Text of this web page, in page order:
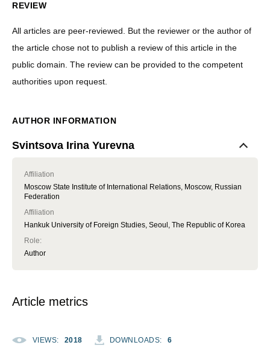
REVIEW
All articles are peer-reviewed. But the reviewer or the author of
the article chose not to publish a review of this article in the
public domain. The review can be provided to the competent
authorities upon request.
AUTHOR INFORMATION
Svintsova Irina Yurevna
Affiliation
Moscow State Institute of International Relations, Moscow, Russian
Federation
Affiliation
Hankuk University of Foreign Studies, Seoul, The Republic of Korea
Role:
Author
Article metrics
VIEWS: 2018 DOWNLOADS: 6